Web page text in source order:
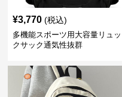
¥3,770 (税込)
多機能スポーツ用大容量リュッ
クサック通気性抜群